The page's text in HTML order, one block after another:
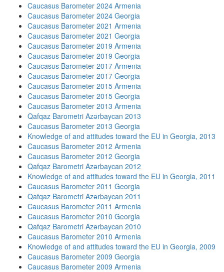
Caucasus Barometer 2024 Armenia
Caucasus Barometer 2024 Georgia
Caucasus Barometer 2021 Armenia
Caucasus Barometer 2021 Georgia
Caucasus Barometer 2019 Armenia
Caucasus Barometer 2019 Georgia
Caucasus Barometer 2017 Armenia
Caucasus Barometer 2017 Georgia
Caucasus Barometer 2015 Armenia
Caucasus Barometer 2015 Georgia
Caucasus Barometer 2013 Armenia
Qafqaz Barometri Azərbaycan 2013
Caucasus Barometer 2013 Georgia
Knowledge of and attitudes toward the EU in Georgia, 2013
Caucasus Barometer 2012 Armenia
Caucasus Barometer 2012 Georgia
Qafqaz Barometri Azərbaycan 2012
Knowledge of and attitudes toward the EU in Georgia, 2011
Caucasus Barometer 2011 Georgia
Qafqaz Barometri Azərbaycan 2011
Caucasus Barometer 2011 Armenia
Caucasus Barometer 2010 Georgia
Qafqaz Barometri Azərbaycan 2010
Caucasus Barometer 2010 Armenia
Knowledge of and attitudes toward the EU in Georgia, 2009
Caucasus Barometer 2009 Georgia
Caucasus Barometer 2009 Armenia